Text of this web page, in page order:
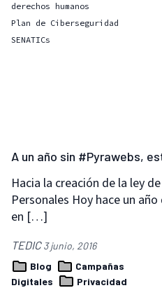
derechos humanos
Plan de Ciberseguridad
SENATICs
A un año sin #Pyrawebs,
Hacia la creación de la ley
Personales Hoy hace un
en […]
TEDIC3 junio, 2016
Blog
Campañas
Digitales
Privacidad